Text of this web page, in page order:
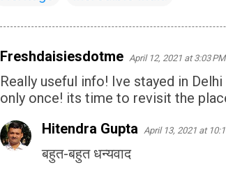
Freshdaisiesdotme April 12, 2021 at 3:03 PM
Really useful info! Ive stayed in
only once! its time to revisit the
Hitendra Gupta April 13, 2021 at
बहुत-बहुत धन्यवाद